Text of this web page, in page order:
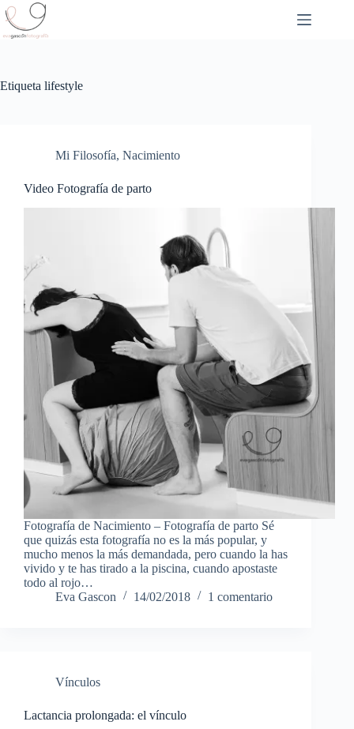
Saltar
al
contenido
Etiqueta lifestyle
Mi Filosofía, Nacimiento
Video Fotografía de parto
Fotografía de Nacimiento – Fotografía de parto Sé
que quizás esta fotografía no es la más popular, y
mucho menos la más demandada, pero cuando la has
vivido y te has tirado a la piscina, cuando apostaste
todo al rojo…
Eva Gascon
14/02/2018 1 comentario
Vínculos
Lactancia prolongada: el vínculo